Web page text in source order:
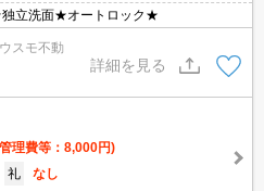
立洗面★オートロック★
スモ不動
詳細を見る
理費等：8,000円)
礼
なし